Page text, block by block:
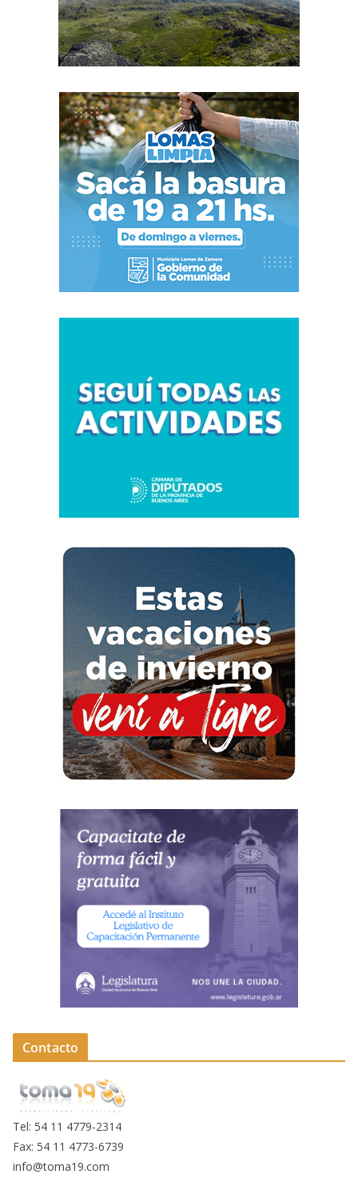
Contacto
Tel: 54 11 4779-2314
Fax: 54 11 4773-6739
info@toma19.com